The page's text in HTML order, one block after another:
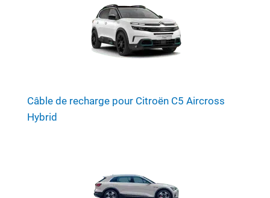
Câble de recharge pour Citroën C5 Aircross
Hybrid